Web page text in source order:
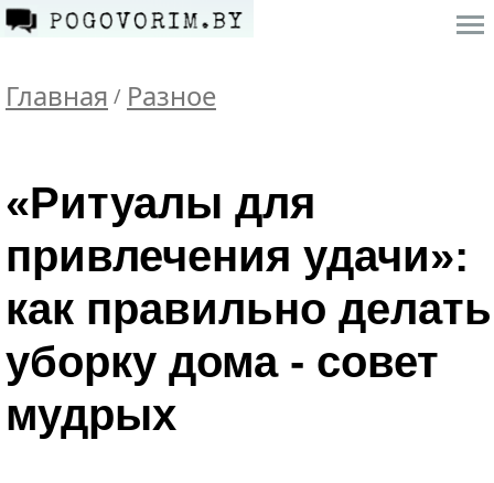
Главная / Разное
«Ритуалы для
привлечения удачи»:
как правильно делать
уборку дома - совет
мудрых